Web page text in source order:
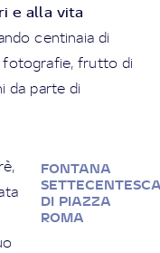
e alla vita
centinaia di
fotografie, frutto di
da parte di
FONTANA
DI PIAZZA
ROMA